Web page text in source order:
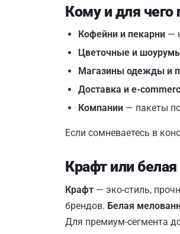
Кому и для
Кофейни и пекарни —
Цветочные и
Магазины одежды и
Доставка и e-
Компании — пакеты
Если сомневаетесь в
Крафт или
Крафт — эко-стиль,
брендов. Белая
Для премиум-сегмента